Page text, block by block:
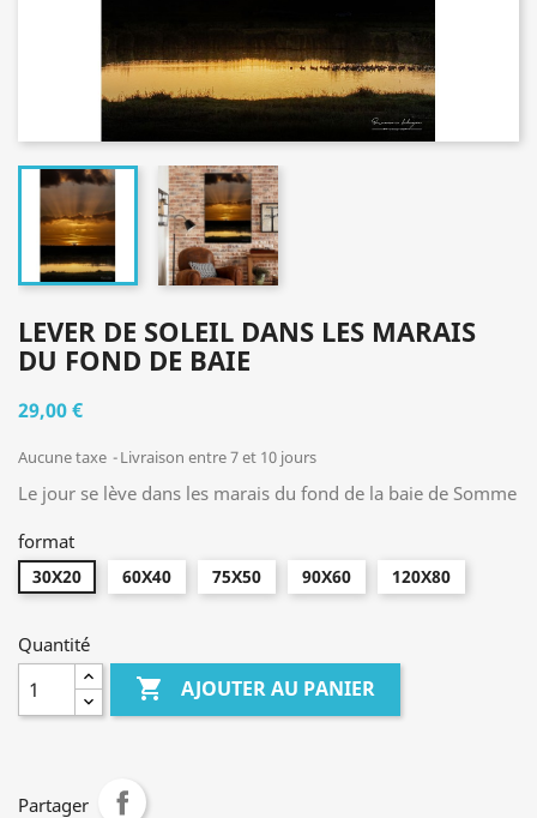
LEVER DE SOLEIL DANS LES MARAIS
DU FOND DE BAIE
29,00 €
Aucune taxe Livraison entre 7 et 10 jours
Le jour se lève dans les marais du fond de la baie de Somme
format
30X20 60X40 75X50 90X60 120X80
Quantité
 AJOUTER AU PANIER
Partager